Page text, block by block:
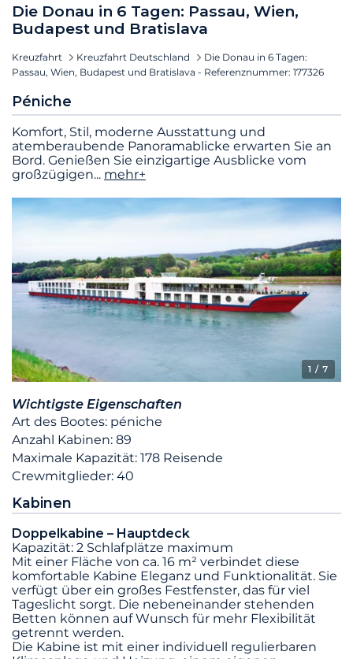
Die Donau in 6 Tagen: Passau, Wien,
Budapest und Bratislava
Kreuzfahrt Kreuzfahrt Deutschland
Die Donau in 6 Tagen:
Passau, Wien, Budapest und Bratislava - Referenznummer: 177326
Péniche
Komfort, Stil, moderne Ausstattung und
atemberaubende Panoramablicke erwarten Sie an
Bord. Genießen Sie einzigartige Ausblicke vom
großzügigen... mehr+
1 / 7
Wichtigste Eigenschaften
Art des Bootes: péniche
Anzahl Kabinen: 89
Maximale Kapazität: 178 Reisende
Crewmitglieder: 40
Kabinen
Doppelkabine – Hauptdeck
Kapazität: 2 Schlafplätze maximum
Mit einer Fläche von ca. 16 m² verbindet diese
komfortable Kabine Eleganz und Funktionalität. Sie
verfügt über ein großes Festfenster, das für viel
Tageslicht sorgt. Die nebeneinander stehenden
Betten können auf Wunsch für mehr Flexibilität
getrennt werden.
Die Kabine ist mit einer individuell regulierbaren